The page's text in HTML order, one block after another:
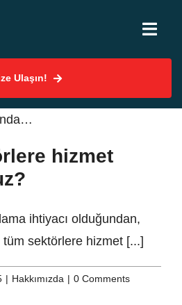
Ulaşın!
hizmet
ihtiyacı olduğundan,
tüm sektörlere hizmet [...]
| Hakkımızda | 0 Comments